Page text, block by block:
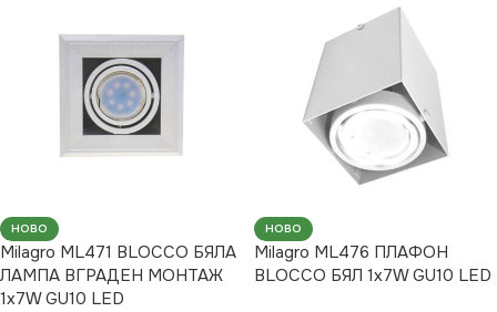
НОВО
Milagro ML471 BLOCCO БЯЛА
ЛАМПА ВГРАДЕН МОНТАЖ
1x7W GU10 LED
НОВО
Milagro ML476 ПЛАФОН
BLOCCO БЯЛ 1x7W GU10 LED